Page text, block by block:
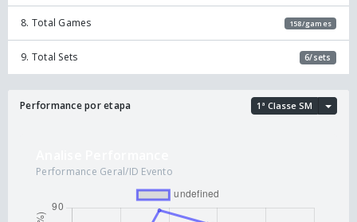
8. Total Games 158/games
9. Total Sets 6/sets
Performance por etapa 1ª Classe SM
Performance Geral/ID Evento